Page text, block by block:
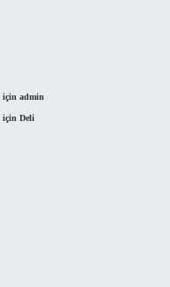
için admin
için Deli